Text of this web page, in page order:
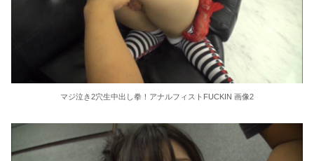
【朗報】 パルワールドが面白すぎてヤバイわ！！
スクーターが飛んだ!? とんでもない暴風で宙を舞う衝撃映像ｗ
【画像】最近のAV女優、アイドル顔負けにかわいいwww
マジ泣き2穴生中出し拳！アナルフィストFUCKIN 画像2